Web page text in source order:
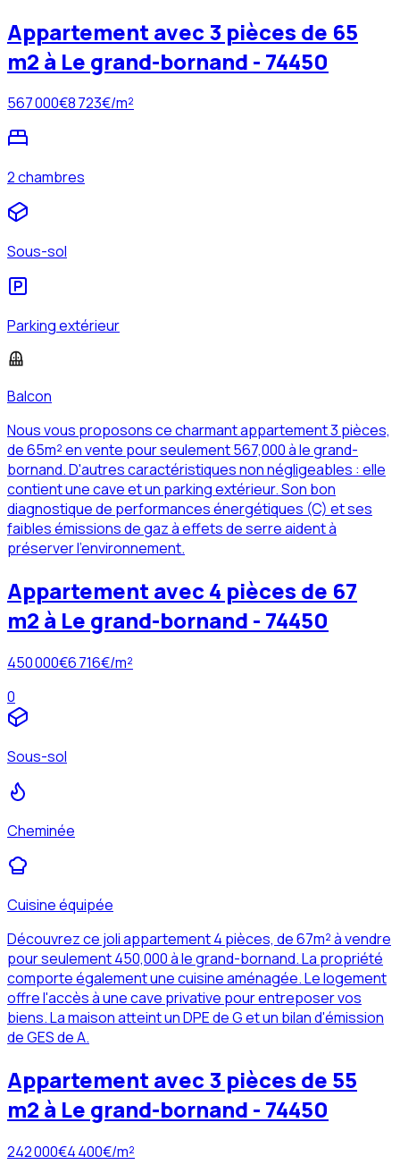
Appartement avec 3 pièces de 65
m2 à Le grand-bornand - 74450
567 000€8 723€/m²
2 chambres
Sous-sol
Parking extérieur
Balcon
Nous vous proposons ce charmant appartement 3 pièces,
de 65m² en vente pour seulement 567,000 à le grand-
bornand. D'autres caractéristiques non négligeables : elle
contient une cave et un parking extérieur. Son bon
diagnostique de performances énergétiques (C) et ses
faibles émissions de gaz à effets de serre aident à
préserver l'environnement.
Appartement avec 4 pièces de 67
m2 à Le grand-bornand - 74450
450 000€6 716€/m²
0
Sous-sol
Cheminée
Cuisine équipée
Découvrez ce joli appartement 4 pièces, de 67m² à vendre
pour seulement 450,000 à le grand-bornand. La propriété
comporte également une cuisine aménagée. Le logement
offre l'accès à une cave privative pour entreposer vos
biens. La maison atteint un DPE de G et un bilan d'émission
de GES de A.
Appartement avec 3 pièces de 55
m2 à Le grand-bornand - 74450
242 000€4 400€/m²